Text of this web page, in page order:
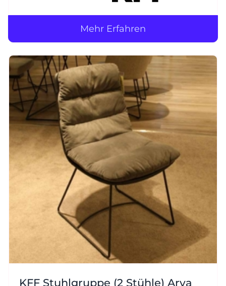
Mehr Erfahren
KFF Stuhlgruppe (2 Stühle) Arva